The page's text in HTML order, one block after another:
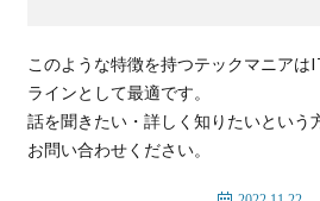
このような特徴を持つテックマニアは
ラインとして最適です。
話を聞きたい・詳しく知りたいという
お問い合わせください。